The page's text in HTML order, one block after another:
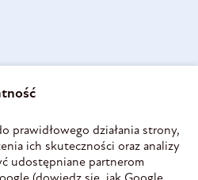
prawidłowego działania strony,
ich skuteczności oraz analizy
udostępniane partnerom